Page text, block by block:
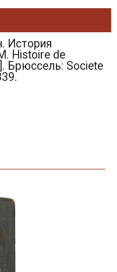
История
Histoire de
Брюссель: Societe